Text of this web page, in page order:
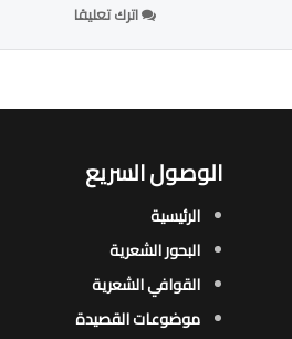
اترك تعليقا
الوصول السريع
الرئيسية
البحور الشعرية​
القوافي الشعرية​
موضوعات القصيدة​